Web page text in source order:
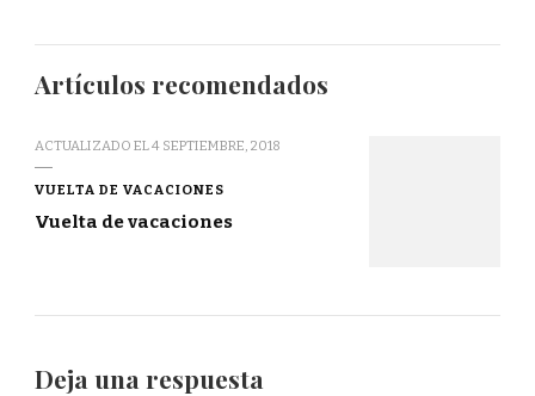
Artículos recomendados
ACTUALIZADO EL4 SEPTIEMBRE, 2018
VUELTA DE VACACIONES
Vuelta de vacaciones
Deja una respuesta